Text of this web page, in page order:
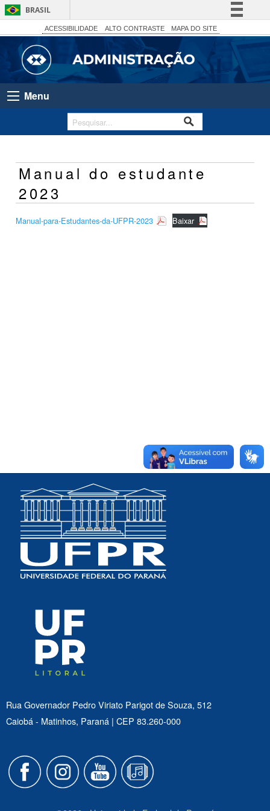
BRASIL
Simplifique!
Comunica BR
Participe
Acesso à informação
Canais
ACESSIBILIDADE ALTO CONTRASTE MAPA DO SITE
Menu
Manual do estudante
2023
Manual-para-Estudantes-da-UFPR-2023 Baixar
Rua Governador Pedro Viriato Parigot de Souza, 512
Caiobá - Matinhos, Paraná | CEP 83.260-000